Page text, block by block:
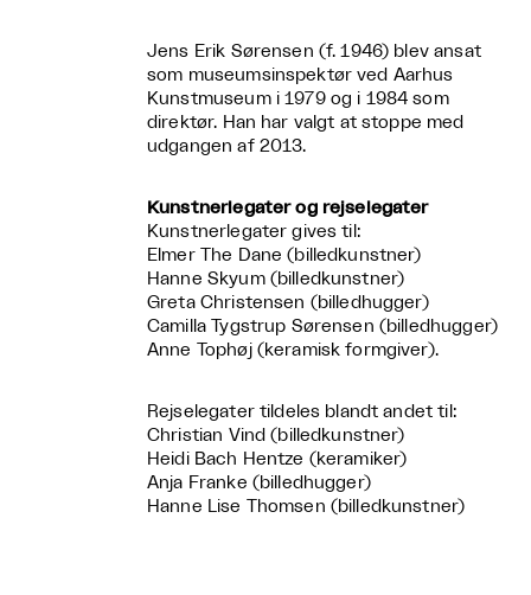
Jens Erik Sørensen (f. 1946) blev ansat
som museumsinspektør ved Aarhus
Kunstmuseum i 1979 og i 1984 som
direktør. Han har valgt at stoppe med
udgangen af 2013.
Kunstnerlegater og rejselegater
Kunstnerlegater gives til:
Elmer The Dane (billedkunstner)
Hanne Skyum (billedkunstner)
Greta Christensen (billedhugger)
Camilla Tygstrup Sørensen (billedhugger)
Anne Tophøj (keramisk formgiver).
Rejselegater tildeles blandt andet til:
Christian Vind (billedkunstner)
Heidi Bach Hentze (keramiker)
Anja Franke (billedhugger)
Hanne Lise Thomsen (billedkunstner)